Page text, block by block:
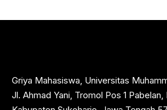
Griya Mahasiswa, Universitas
Jl. Ahmad Yani, Tromol Pos 1